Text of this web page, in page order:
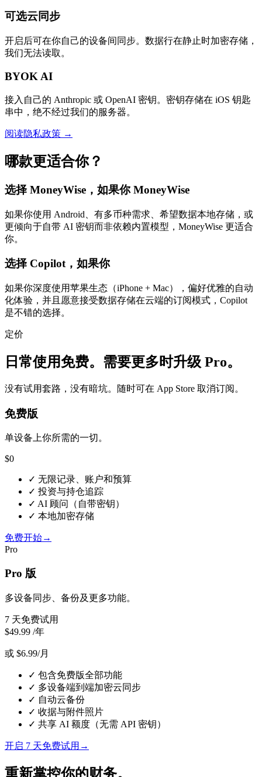
可选云同步
开启后可在你自己的设备间同步。数据行在静止时加密存储，
我们无法读取。
BYOK AI
接入自己的 Anthropic 或 OpenAI 密钥。密钥存储在 iOS 钥匙
串中，绝不经过我们的服务器。
阅读隐私政策 →
哪款更适合你？
选择 MoneyWise，如果你 MoneyWise
如果你使用 Android、有多币种需求、希望数据本地存储，或
更倾向于自带 AI 密钥而非依赖内置模型，MoneyWise 更适合
你。
选择 Copilot，如果你
如果你深度使用苹果生态（iPhone + Mac），偏好优雅的自动
化体验，并且愿意接受数据存储在云端的订阅模式，Copilot
是不错的选择。
定价
日常使用免费。需要更多时升级 Pro。
没有试用套路，没有暗坑。随时可在 App Store 取消订阅。
免费版
单设备上你所需的一切。
$0
✓ 无限记录、账户和预算
✓ 投资与持仓追踪
✓ AI 顾问（自带密钥）
✓ 本地加密存储
免费开始→
Pro
Pro 版
多设备同步、备份及更多功能。
7 天免费试用
$49.99 /年
或 $6.99/月
✓ 包含免费版全部功能
✓ 多设备端到端加密云同步
✓ 自动云备份
✓ 收据与附件照片
✓ 共享 AI 额度（无需 API 密钥）
开启 7 天免费试用 →
重新掌控你的财务。